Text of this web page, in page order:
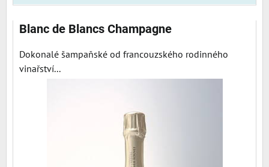
Blanc de Blancs Champagne
Dokonalé šampaňské od francouzského rodinného
vinařství...